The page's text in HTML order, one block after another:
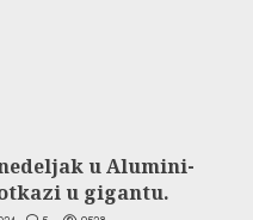
u Alumini-
u gigantu.